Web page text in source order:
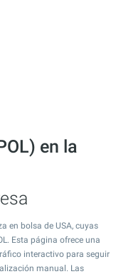
en la
en bolsa de USA, cuyas
Esta página ofrece una
interactivo para seguir
manual. Las